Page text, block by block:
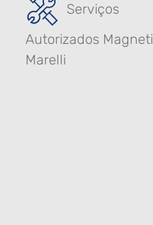
Serviços
Autorizados Magneti
Marelli